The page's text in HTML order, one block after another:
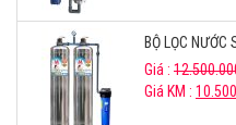
BỘ LỌC NƯỚC
Giá :
Giá KM :